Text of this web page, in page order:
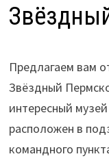
Предлагаем вам
Звёздный
интересный
расположен в
командного